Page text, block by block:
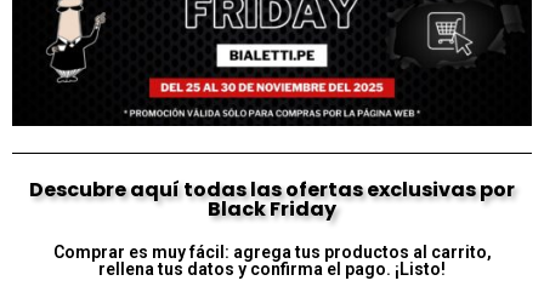
Descubre aquí todas las ofertas exclusivas por
Black Friday
Comprar es muy fácil: agrega tus productos al carrito,
rellena tus datos y confirma el pago. ¡Listo!